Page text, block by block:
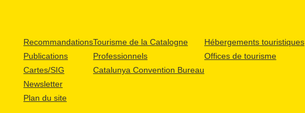
Recommandations
Publications
Cartes/SIG
Newsletter
Plan du site
Tourisme de la Catalogne
Professionnels
Catalunya Convention Bureau
Hébergements touristiques
Offices de tourisme